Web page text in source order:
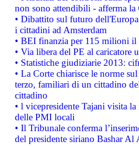
non sono attendibili - afferma la
• Dibattito sul futuro
i cittadini ad Amsterdam
• BEI finanzia per 115 milioni
• Via libera del PE al caricatore
• Statistiche giudiziarie 2013:
• La Corte chiarisce le norme
terzo, familiari di un cittadino
cittadino
• l vicepresidente Tajani visita
delle PMI locali
• Il Tribunale conferma
del presidente siriano Bashar Al